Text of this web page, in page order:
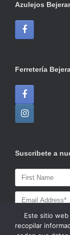
Azulejos
Ferretería
Suscribete a
Este sitio
recopilar